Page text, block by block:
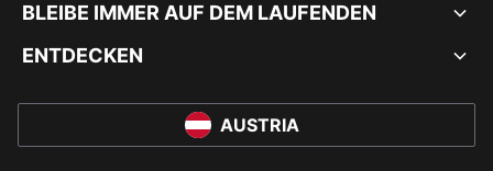
BLEIBE IMMER AUF DEM LAUFENDEN
ENTDECKEN
AUSTRIA